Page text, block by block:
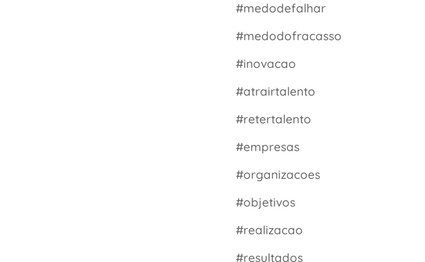
#medodefalhar
#medodofracasso
#inovacao
#atrairtalento
#retertalento
#empresas
#organizacoes
#objetivos
#realizacao
#resultados